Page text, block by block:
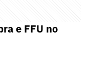
e FFU no